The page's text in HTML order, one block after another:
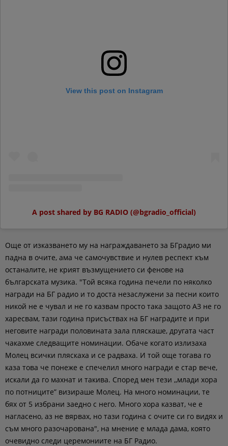
View this post on Instagram
A post shared by BG RADIO (@bgradio_official)
Още от изказването му на награждаването за БГрадио ми
падна в очите, ама че самочувствие и нулев респект към
останалите, не крият възмущението си фенове на
българската музика. "Той всяка година печели по няколко
награди на БГ радио и то доста незаслужени за песни които
никой не е чувал и не го казвам просто така защото АЗ не го
харесвам, тази година присъствах на БГ наградите и при
неговите награди половината зала пляскаше, другата част
чакахме следващите номинации. Обаче когато излизаха
Молец всички пляскаха и се радваха. И той още тогава го
каза това че понеже е спечелил много награди е стар вече,
искали да го махнат и такива. Според мен тези ,,млади хора
по потниците” визираше Молец. На много номинации, те
бях от 5 избрани заедно с него. Много хора казват, че е
нагласено, аз не вярвах, но тази година с очите си го видях и
съм много разочарована", на мнение е млада дама, която
очевидно следи церемониите на БГ Радио.